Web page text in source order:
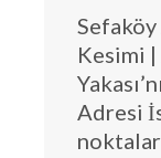
Sefaköy
Kesimi
Adresi